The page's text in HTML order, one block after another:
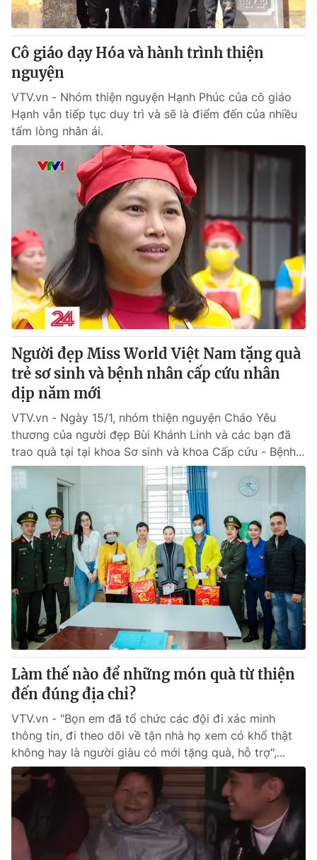
Cô giáo dạy Hóa và hành trình thiện
nguyện
VTV.vn - Nhóm thiện nguyện Hạnh Phúc của cô giáo
Hạnh vẫn tiếp tục duy trì và sẽ là điểm đến của nhiều
tấm lòng nhân ái.
Người đẹp Miss World Việt Nam tặng quà
trẻ sơ sinh và bệnh nhân cấp cứu nhân
dịp năm mới
VTV.vn - Ngày 15/1, nhóm thiện nguyện Cháo Yêu
thương của người đẹp Bùi Khánh Linh và các bạn đã
trao quà tại tại khoa Sơ sinh và khoa Cấp cứu - Bệnh...
Làm thế nào để những món quà từ thiện
đến đúng địa chỉ?
VTV.vn - "Bọn em đã tổ chức các đội đi xác minh
thông tin, đi theo dõi về tận nhà họ xem có khổ thật
không hay là người giàu có mới tặng quà, hỗ trợ",...